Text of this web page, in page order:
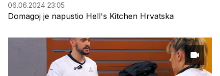
06.06.2024 23:05
Domagoj je napustio Hell's Kitchen Hrvatska